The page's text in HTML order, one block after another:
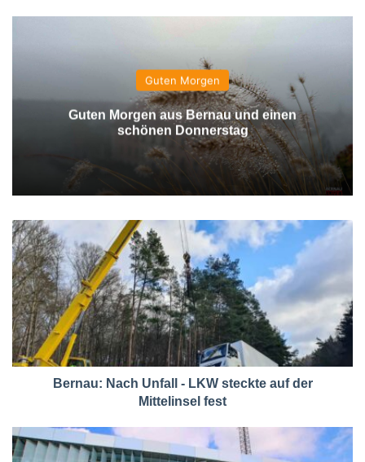
Guten Morgen
Guten Morgen aus Bernau und einen
schönen Donnerstag
Bernau: Nach Unfall - LKW steckte auf der
Mittelinsel fest